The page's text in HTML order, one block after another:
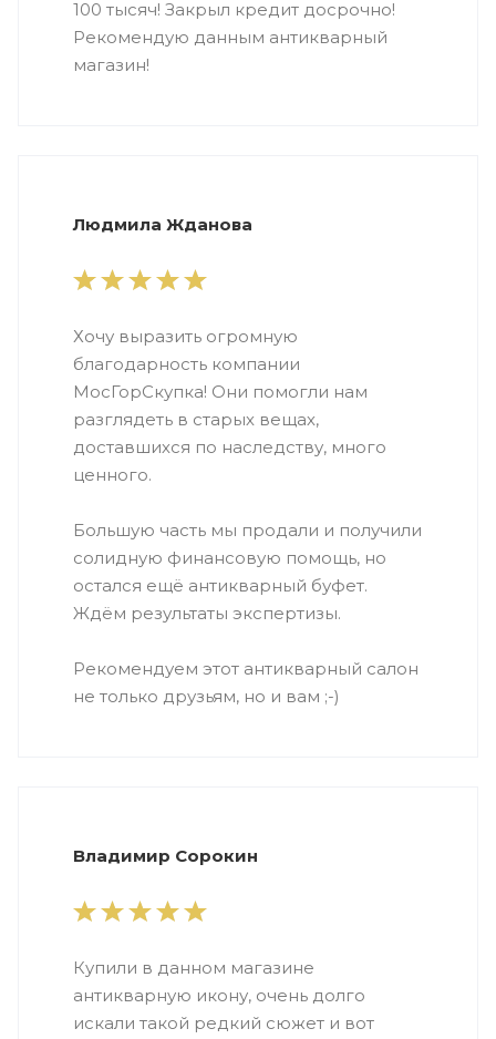
100 тысяч! Закрыл кредит досрочно!
Рекомендую данным антикварный
магазин!
Людмила Жданова
Хочу выразить огромную
благодарность компании
МосГорСкупка! Они помогли нам
разглядеть в старых вещах,
доставшихся по наследству, много
ценного.
Большую часть мы продали и получили
солидную финансовую помощь, но
остался ещё антикварный буфет.
Ждём результаты экспертизы.
Рекомендуем этот антикварный салон
не только друзьям, но и вам ;-)
Владимир Сорокин
Купили в данном магазине
антикварную икону, очень долго
искали такой редкий сюжет и вот